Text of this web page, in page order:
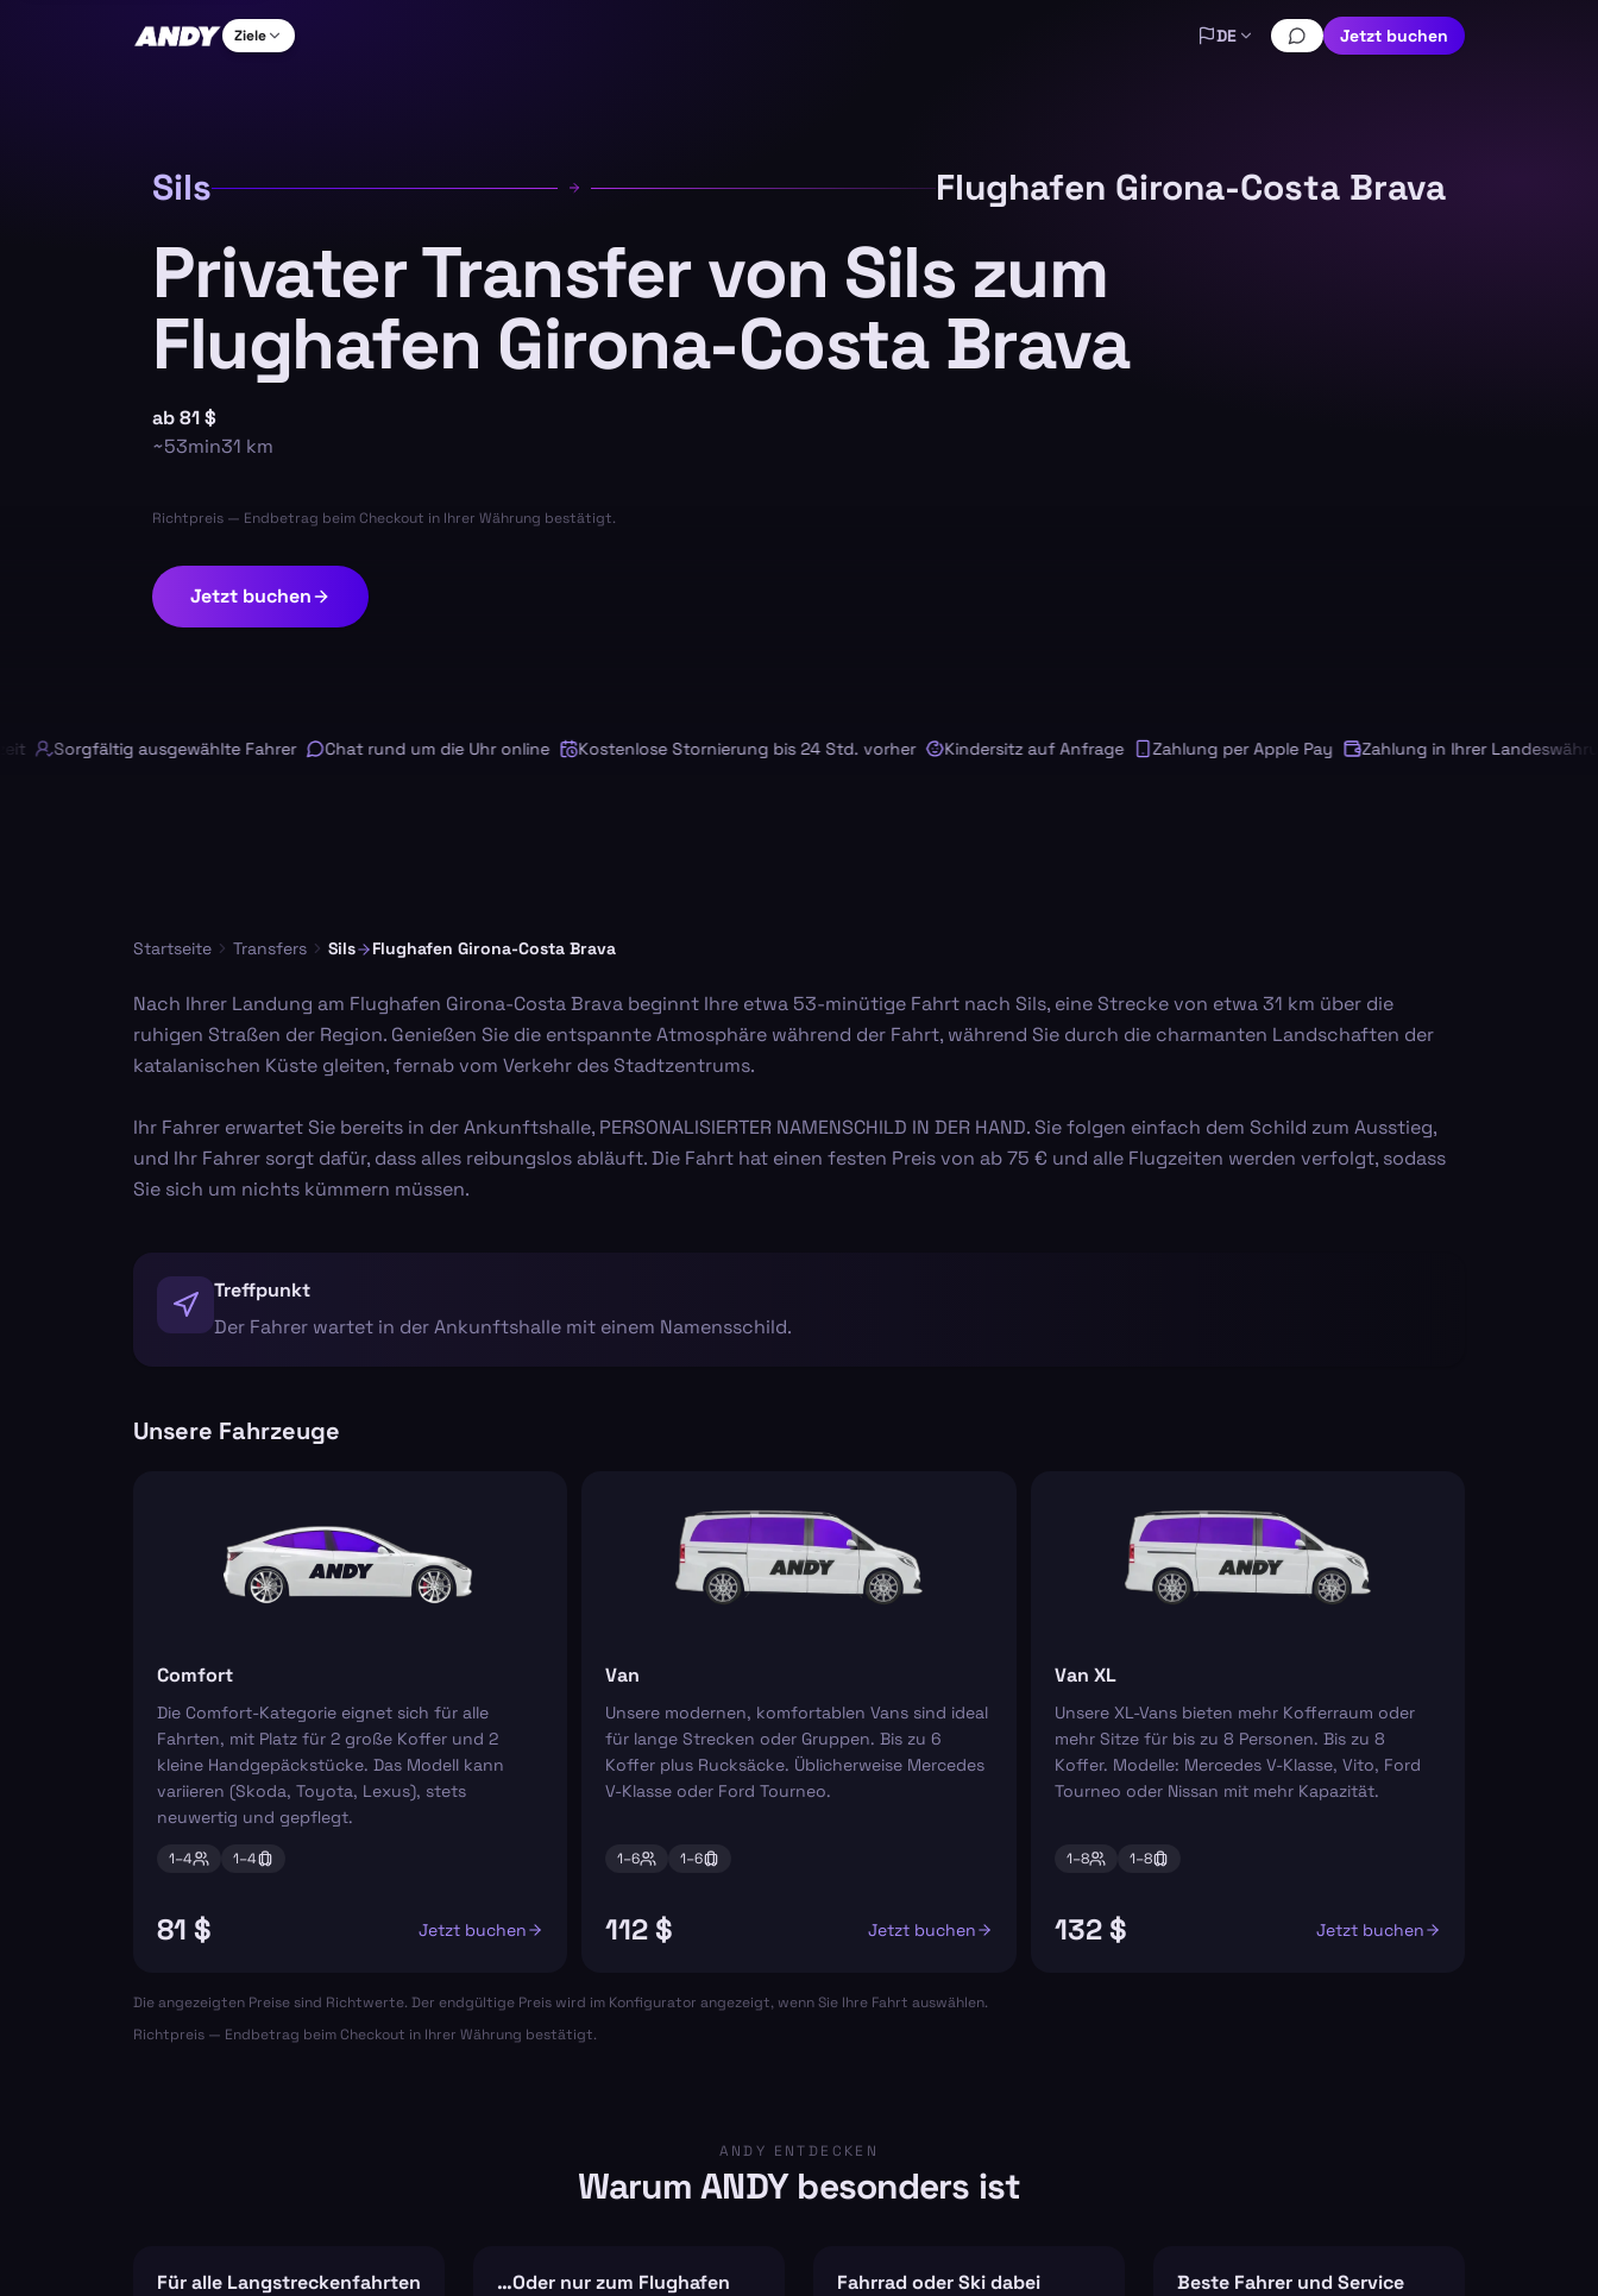
Ziele DE Jetzt buchen
Sils Flughafen Girona-Costa Brava
Privater Transfer von Sils zum
Flughafen Girona-Costa Brava
ab81 $
~53min31 km
Richtpreis — Endbetrag beim Checkout in Ihrer Währung bestätigt.
Jetzt buchen
Sorgfältig ausgewählte Fahrer Chat rund um die Uhr online Kostenlose Stornierung bis 24 Std. vorher Kindersitz auf Anfrage Zahlung per Apple Pay Zahlung in Ihrer Landeswährung
Startseite Transfers Sils Flughafen Girona-Costa Brava
Nach Ihrer Landung am Flughafen Girona-Costa Brava beginnt Ihre etwa 53-minütige Fahrt nach Sils, eine Strecke von etwa 31 km über die
ruhigen Straßen der Region. Genießen Sie die entspannte Atmosphäre während der Fahrt, während Sie durch die charmanten Landschaften der
katalanischen Küste gleiten, fernab vom Verkehr des Stadtzentrums.
Ihr Fahrer erwartet Sie bereits in der Ankunftshalle, PERSONALISIERTER NAMENSCHILD IN DER HAND. Sie folgen einfach dem Schild zum Ausstieg,
und Ihr Fahrer sorgt dafür, dass alles reibungslos abläuft. Die Fahrt hat einen festen Preis von ab 75 € und alle Flugzeiten werden verfolgt, sodass
Sie sich um nichts kümmern müssen.
Treffpunkt
Der Fahrer wartet in der Ankunftshalle mit einem Namensschild.
Unsere Fahrzeuge
Comfort
Die Comfort-Kategorie eignet sich für alle
Fahrten, mit Platz für 2 große Koffer und 2
kleine Handgepäckstücke. Das Modell kann
variieren (Skoda, Toyota, Lexus), stets
neuwertig und gepflegt.
1–4 1–4
81 $ Jetzt buchen
Van
Unsere modernen, komfortablen Vans sind ideal
für lange Strecken oder Gruppen. Bis zu 6
Koffer plus Rucksäcke. Üblicherweise Mercedes
V-Klasse oder Ford Tourneo.
1–6 1–6
112 $ Jetzt buchen
Van XL
Unsere XL-Vans bieten mehr Kofferraum oder
mehr Sitze für bis zu 8 Personen. Bis zu 8
Koffer. Modelle: Mercedes V-Klasse, Vito, Ford
Tourneo oder Nissan mit mehr Kapazität.
1–8 1–8
132 $ Jetzt buchen
Die angezeigten Preise sind Richtwerte. Der endgültige Preis wird im Konfigurator angezeigt, wenn Sie Ihre Fahrt auswählen.
Richtpreis — Endbetrag beim Checkout in Ihrer Währung bestätigt.
ANDY ENTDECKEN
Warum ANDY besonders ist
Für alle Langstreckenfahrten …Oder nur zum Flughafen Fahrrad oder Ski dabei Beste Fahrer und Service